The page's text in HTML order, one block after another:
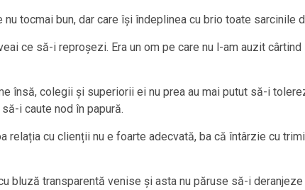
nu tocmai bun, dar care își îndeplinea cu brio toate sarcinile
ce să-i reproșezi. Era un om pe care nu l-am auzit
însă, colegii și superiorii ei nu prea au mai putut să-i
i caute nod în papură.
relația cu clienții nu e foarte adecvată, ba că întârzie cu
bluză transparentă venise și asta nu păruse să-i